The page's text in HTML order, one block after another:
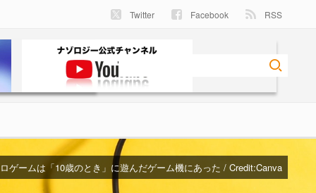
Twitter Facebook RSS
ゲームは「10歳のとき」に遊んだゲーム機にあった / Credit:Canva